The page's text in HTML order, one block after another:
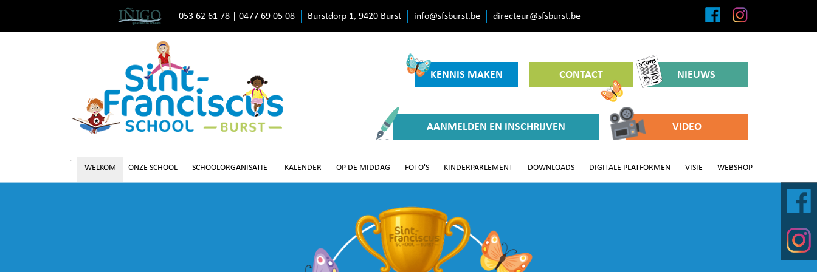
053 62 61 78 0477 69 05 08 Burstdorp 1, 9420 Burst info@sfsburst.be directeur@sfsburst.be
KENNIS MAKEN CONTACT NIEUWS
AANMELDEN EN INSCHRIJVEN VIDEO
` WELKOM ONZE SCHOOL SCHOOLORGANISATIE KALENDER OP DE MIDDAG FOTO'S KINDERPARLEMENT DOWNLOADS DIGITALE PLATFORMEN VISIE WEBSHOP